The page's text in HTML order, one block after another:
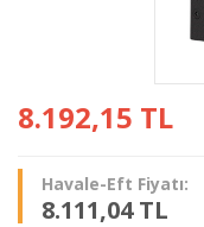
8.192,15 TL
Havale-Eft Fiyatı:
8.111,04 TL